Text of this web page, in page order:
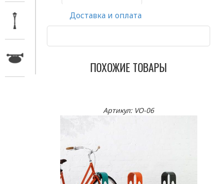
Доставка и оплата
ПОХОЖИЕ ТОВАРЫ
Артикул: VO-06